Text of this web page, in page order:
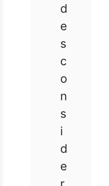
d
e
s
c
o
n
s
i
d
e